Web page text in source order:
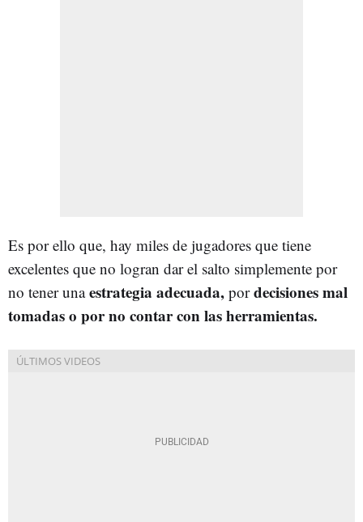
Es por ello que, hay miles de jugadores que tiene
excelentes que no logran dar el salto simplemente por
no tener unaestrategia adecuada, pordecisiones mal
tomadas o por no contar con las herramientas.